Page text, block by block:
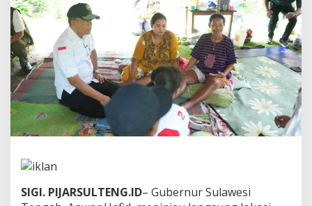
a
e
r
d
a
m
p
a
k
a
SIGI. PIJARSULTENG.ID– Gubernur Sulawesi